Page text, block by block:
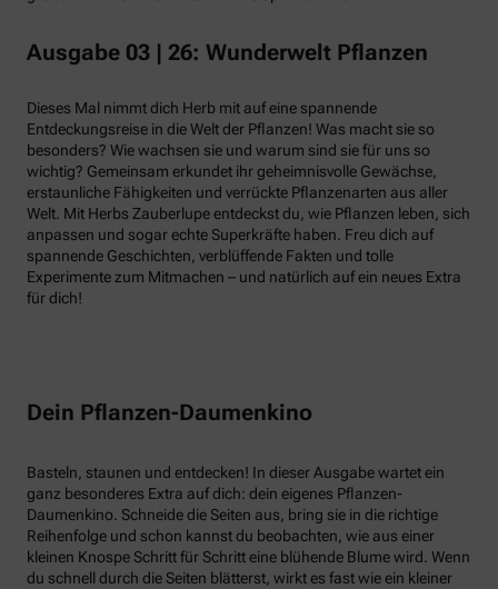
Ausgabe 03 | 26: Wunderwelt Pflanzen
Dieses Mal nimmt dich Herb mit auf eine spannende
Entdeckungsreise in die Welt der Pflanzen! Was macht sie so
besonders? Wie wachsen sie und warum sind sie für uns so
wichtig? Gemeinsam erkundet ihr geheimnisvolle Gewächse,
erstaunliche Fähigkeiten und verrückte Pflanzenarten aus aller
Welt. Mit Herbs Zauberlupe entdeckst du, wie Pflanzen leben, sich
anpassen und sogar echte Superkräfte haben. Freu dich auf
spannende Geschichten, verblüffende Fakten und tolle
Experimente zum Mitmachen – und natürlich auf ein neues Extra
für dich!
Dein Pflanzen-Daumenkino
Basteln, staunen und entdecken! In dieser Ausgabe wartet ein
ganz besonderes Extra auf dich: dein eigenes Pflanzen-
Daumenkino. Schneide die Seiten aus, bring sie in die richtige
Reihenfolge und schon kannst du beobachten, wie aus einer
kleinen Knospe Schritt für Schritt eine blühende Blume wird. Wenn
du schnell durch die Seiten blätterst, wirkt es fast wie ein kleiner